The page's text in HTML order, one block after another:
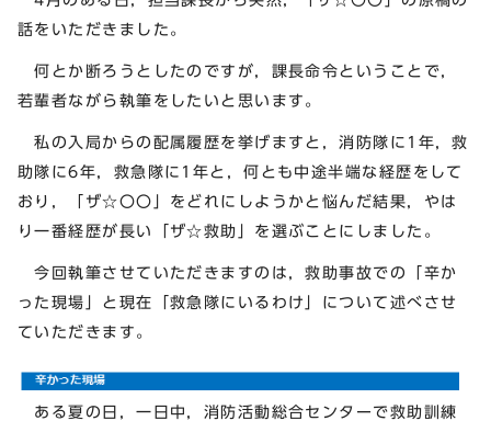
話をいただきました。
何とか断ろうとしたのですが，課長命令ということで，
若輩者ながら執筆をしたいと思います。
私の入局からの配属履歴を挙げますと，消防隊に1年，救
助隊に6年，救急隊に1年と，何とも中途半端な経歴をして
おり，「ザ☆〇〇」をどれにしようかと悩んだ結果，やは
り一番経歴が長い「ザ☆救助」を選ぶことにしました。
今回執筆させていただきますのは，救助事故での「辛か
った現場」と現在「救急隊にいるわけ」について述べさせ
ていただきます。
ある夏の日，一日中，消防活動総合センターで救助訓練